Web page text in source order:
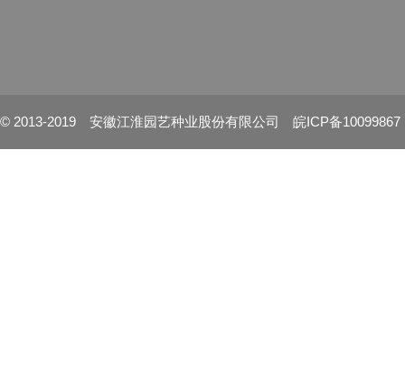
© 2013-2019 安徽江淮园艺种业股份有限公司 皖ICP备10099867